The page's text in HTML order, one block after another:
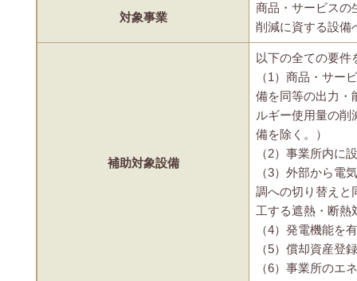
対象事業
商品・サービスの
削減に資する設備
補助対象設備
以下の全ての要件
（1）商品・サー
備を同等の出力・
ルギー使用量の削
備を除く。）
（2）事業所内に
（3）外部から電
調への切り替えと
工する遮熱・断熱
（4）発電機能を
（5）償却資産登
（6）事業所のエ